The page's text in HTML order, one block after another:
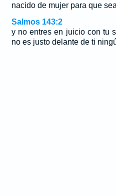
nacido de mujer para que
Salmos 143:2
y no entres en juicio con tu
no es justo delante de ti